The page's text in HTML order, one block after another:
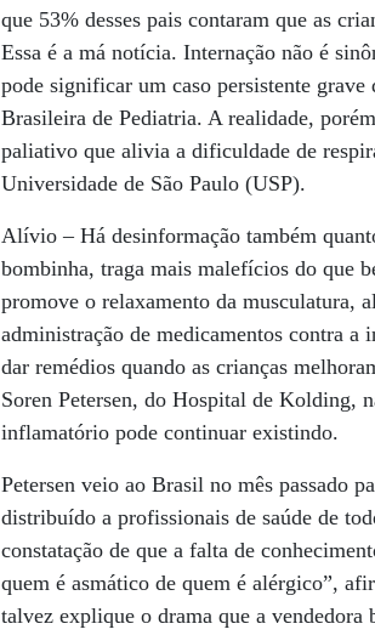
que 53% desses pais contaram que as
Essa é a má notícia. Internação não é
pode significar um caso persistente
Brasileira de Pediatria. A realidade,
paliativo que alivia a dificuldade de
Universidade de São Paulo (USP).
Alívio – Há desinformação também
bombinha, traga mais malefícios do que
promove o relaxamento da musculatura,
administração de medicamentos contra a
dar remédios quando as crianças
Soren Petersen, do Hospital de Kolding,
inflamatório pode continuar existindo.
Petersen veio ao Brasil no mês passado
distribuído a profissionais de saúde de
constatação de que a falta de
quem é asmático de quem é alérgico”,
talvez explique o drama que a